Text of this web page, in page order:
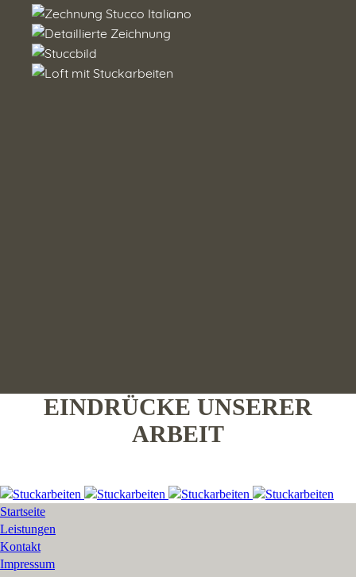
EINDRÜCKE UNSERER
ARBEIT
Startseite
Leistungen
Kontakt
Impressum